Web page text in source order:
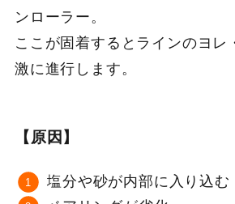
ンローラー。
ここが固着するとラインのヨレ
激に進行します。
【原因】
塩分や砂が内部に入り込む